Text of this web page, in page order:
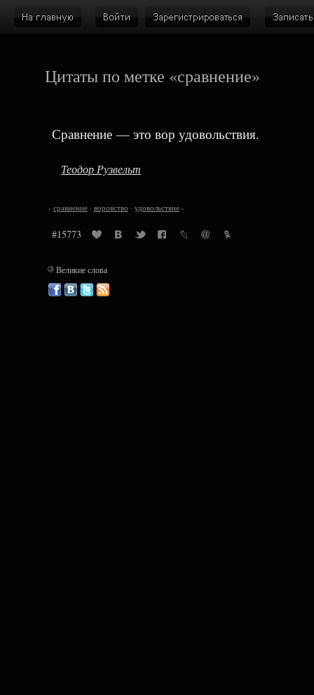
Цитаты по метке «сравнение»
Сравнение — это вор удовольствия.
Теодор Рузвельт
‹ сравнение· воровство · удовольствие›
#15773
©Великие слова